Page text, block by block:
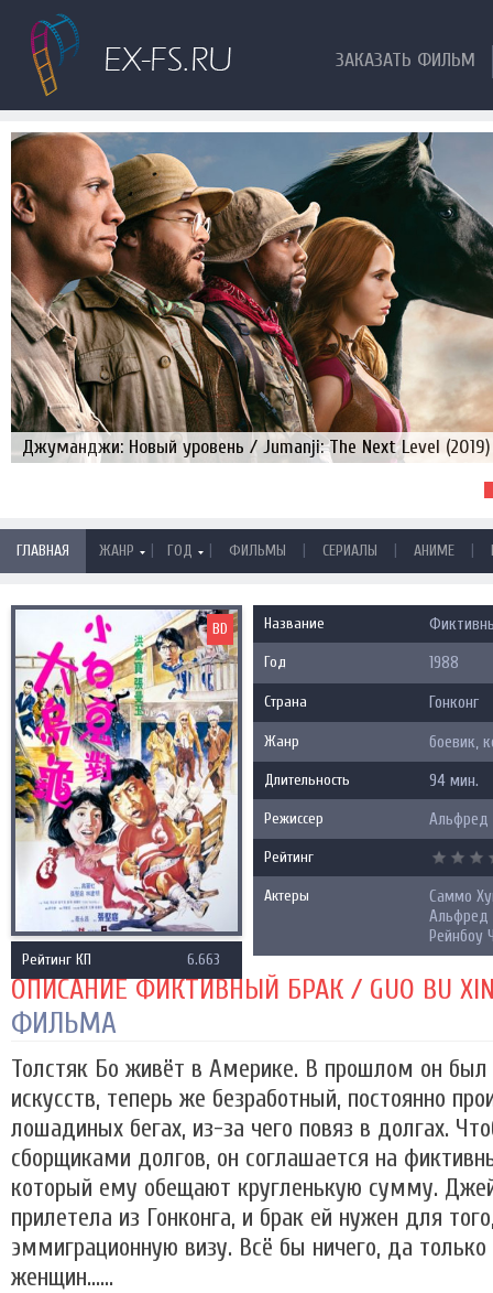
ЗАКАЗАТЬ ФИЛЬМ
Джуманджи: Новый уровень / Jumanji: The Next Level (2019)
ГЛАВНАЯ ЖАНР | ГОД | ФИЛЬМЫ | СЕРИАЛЫ | АНИМЕ |
BD
Рейтинг КП 6.663
Название
Год 1988
Страна Гонконг
Жанр боевик,
Длительность 94 мин.
Режиссер Альфред
Рейтинг
Актеры
Саммо
Альфред
Рейнбоу
ОПИСАНИЕ ФИКТИВНЫЙ БРАК / GUO BU XIN
ФИЛЬМА
Толстяк Бо живёт в Америке. В прошлом он
искусств, теперь же безработный, постоянно
лошадиных бегах, из-за чего повяз в долгах.
сборщиками долгов, он соглашается на
который ему обещают кругленькую сумму.
прилетела из Гонконга, и брак ей нужен для
эммиграционную визу. Всё бы ничего, да
женщин......